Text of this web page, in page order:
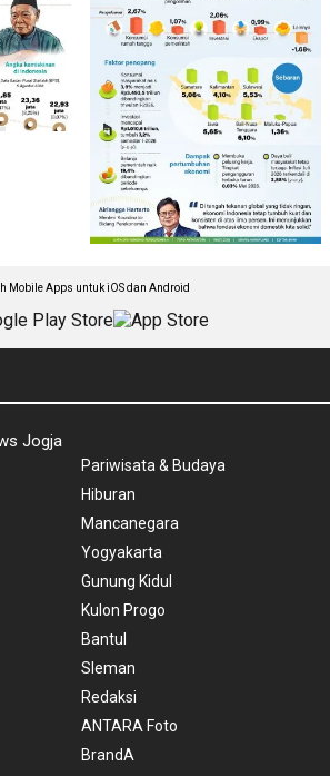
Mobile Apps untuk iOS dan Android
Jogja
Pariwisata & Budaya
Hiburan
Mancanegara
Yogyakarta
Gunung Kidul
Kulon Progo
Bantul
Sleman
Redaksi
ANTARA Foto
BrandA